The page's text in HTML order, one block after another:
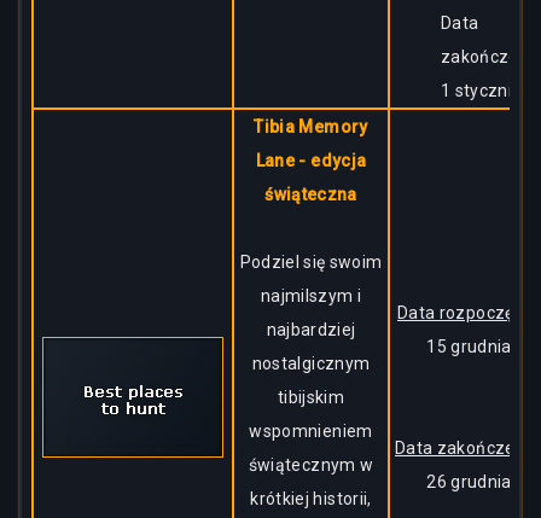
Data
1 stycznia
Tibia Memory
Lane - edycja
świąteczna
Podziel się swoim
najmilszym i
najbardziej
nostalgicznym
tibijskim
wspomnieniem
świątecznym w
krótkiej historii,
Data rozpoczęcia:
15 grudnia
Data
26 grudnia